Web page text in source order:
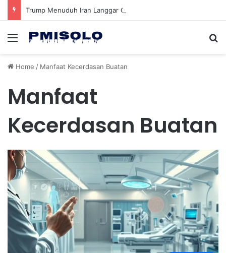
Menu
Home / Manfaat Kecerdasan Buatan
Manfaat
Kecerdasan Buatan